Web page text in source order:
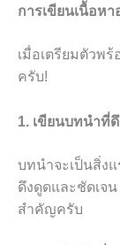
การเขียนเนื้อห
เมื่อเตรียมตัวพ
ครับ!
1. เขียนบทนำที่
บทนำจะเป็นสิ่ง
ดึงดูดและชัดเจ
สำคัญครับ